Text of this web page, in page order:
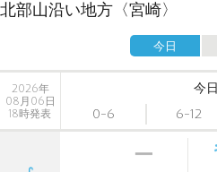
北部山沿い地方〈宮崎〉
今日
2026年
08月06日
18時発表
今日
0-6
6-12